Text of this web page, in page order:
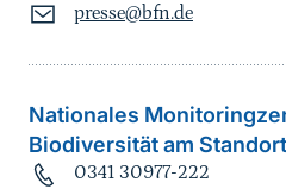
presse@bfn.de
Nationales
Biodiversität am
0341 30977-222